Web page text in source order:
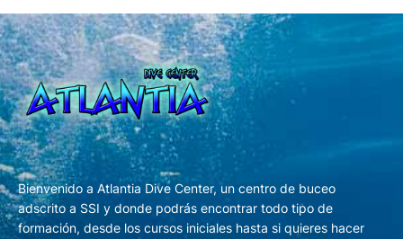
Bienvenido a Atlantia Dive Center, un centro de buceo
adscrito a SSI y donde podrás encontrar todo tipo de
formación, desde los cursos iniciales hasta si quieres hacer